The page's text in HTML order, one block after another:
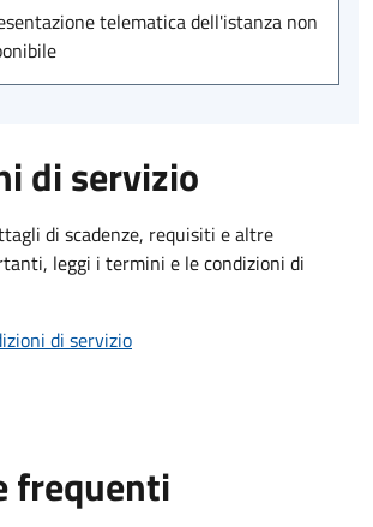
telematica dell'istanza non
di servizio
di scadenze, requisiti e altre
leggi i termini e le condizioni di
di servizio
frequenti